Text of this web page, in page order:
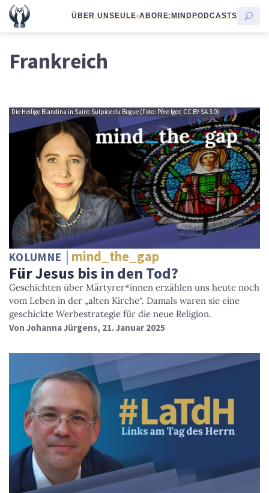
ÜBER UNSEULE-ABORE:MINDPODCASTS
Frankreich
Die Heilige Blandina in Saint-Sulpice du Bugue (Foto: Père Igor, CC BY-SA 3.0)
KOLUMNE mind_the_gap
Für Jesus bis in den Tod?
Geschichten über Märtyrer*innen erzählen uns heute noch
vom Leben in der „alten Kirche“. Damals waren sie eine
geschickte Werbestrategie für die neue Religion.
Von Johanna Jürgens, 21. Januar 2025